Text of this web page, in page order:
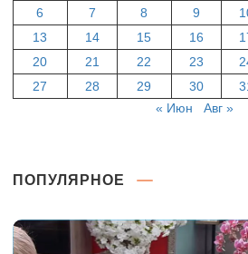
6
7 8 9
13
14 15 16
20
21 22 23
27
28 29 30
« Июн
Авг »
ПОПУЛЯРНОЕ